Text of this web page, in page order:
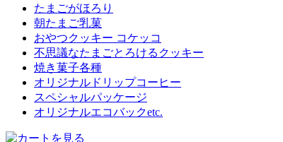
たまごがほろり
朝たまご乳菓
おやつクッキー コケッコ
不思議なたまごとろけるクッキー
焼き菓子各種
オリジナルドリップコーヒー
スペシャルパッケージ
オリジナルエコバックetc.